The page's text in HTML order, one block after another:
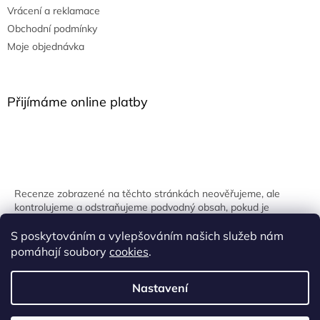
S poskytováním a vylepšováním našich služeb nám
pomáhají soubory cookies.
Nastavení
Vrácení a reklamace
Obchodní podmínky
Moje objednávka
Přijímáme online platby
Recenze zobrazené na těchto stránkách neověřujeme, ale
kontrolujeme a odstraňujeme podvodný obsah, pokud je
Vytvořil Shoptet